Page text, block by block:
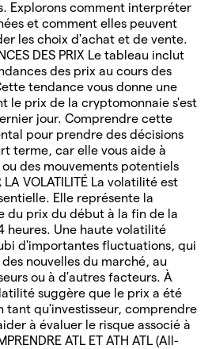
Explorons comment interpréter
et comment elles peuvent
les choix d'achat et de vente.
DES PRIX Le tableau inclut
des prix au cours des
tendance vous donne une
le prix de la cryptomonnaie s'est
jour. Comprendre cette
pour prendre des décisions
terme, car elle vous aide à
des mouvements potentiels
LA VOLATILITÉ La volatilité est
Elle représente la
du prix du début à la fin de la
heures. Une haute volatilité
d'importantes fluctuations, qui
nouvelles du marché, au
ou à d'autres facteurs. À
suggère que le prix a été
tant qu'investisseur, comprendre
à évaluer le risque associé à
ATL ET ATH ATL (All-